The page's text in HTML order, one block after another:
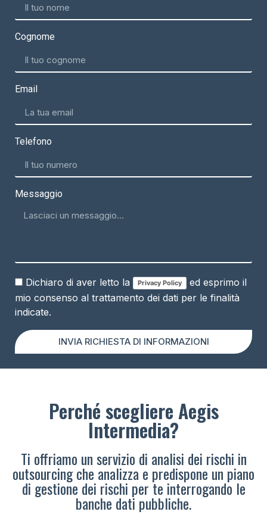
Cognome
Email
Telefono
Messaggio
Dichiaro di aver letto la Privacy Policy
ed esprimo il
mio consenso al trattamento dei dati per le finalità
indicate.
INVIA RICHIESTA DI INFORMAZIONI
Perché scegliere Aegis
Intermedia?
Ti offriamo un servizio di analisi dei rischi in
outsourcing che analizza e predispone un piano
di gestione dei rischi per te interrogando le
banche dati pubbliche.